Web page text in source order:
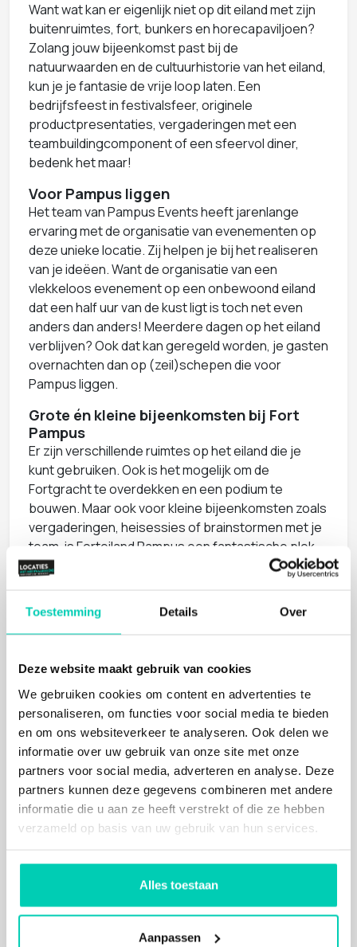
Toestemming Details Over
Deze website maakt gebruik van cookies
We gebruiken cookies om content en advertenties te
personaliseren, om functies voor social media te bieden
en om ons websiteverkeer te analyseren. Ook delen we
informatie over uw gebruik van onze site met onze
partners voor social media, adverteren en analyse. Deze
partners kunnen deze gegevens combineren met andere
informatie die u aan ze heeft verstrekt of die ze hebben
verzameld op basis van uw gebruik van hun services.
Alles toestaan
Aanpassen
Want wat kan er eigenlijk niet op dit eiland met zijn
buitenruimtes, fort, bunkers en horecapaviljoen?
Zolang jouw bijeenkomst past bij de
natuurwaarden en de cultuurhistorie van het eiland,
kun je je fantasie de vrije loop laten. Een
bedrijfsfeest in festivalsfeer, originele
productpresentaties, vergaderingen met een
teambuildingcomponent of een sfeervol diner,
bedenk het maar!
Voor Pampus liggen
Het team van Pampus Events heeft jarenlange
ervaring met de organisatie van evenementen op
deze unieke locatie. Zij helpen je bij het realiseren
van je ideëen. Want de organisatie van een
vlekkeloos evenement op een onbewoond eiland
dat een half uur van de kust ligt is toch net even
anders dan anders! Meerdere dagen op het eiland
verblijven? Ook dat kan geregeld worden, je gasten
overnachten dan op (zeil)schepen die voor
Pampus liggen.
Grote én kleine bijeenkomsten bij Fort
Pampus
Er zijn verschillende ruimtes op het eiland die je
kunt gebruiken. Ook is het mogelijk om de
Fortgracht te overdekken en een podium te
bouwen. Maar ook voor kleine bijeenkomsten zoals
vergaderingen, heisessies of brainstormen met je
team, is Forteiland Pampus een fantastische plek.
Gebruik de veerdienst vanuit Muiden naar het
opstappen en start met een mooie vaartocht.
Unieke beleving bij Fort Pampus
unieke beleving. Maak deze compleet door
sportieve activiteiten te organiseren op het eiland,
de natuur te beleven of inspiratie op te doen als
het gaat om circulariteit en duurzaamheid. En
natuurlijk vertel je iets over de geschiedenis, of
combineer je jouw evenment met een bezoekje
aan het museum.
Culinair genieten uit eigen tuin
Pampus gaat voor volledige zelfvoorziening,
kunnen voorzien. Die historie zit verweven in hun
hedendaagse culinaire visie. Ze benutten de tuinen
op het eiland maximaal, waar het hele jaar door